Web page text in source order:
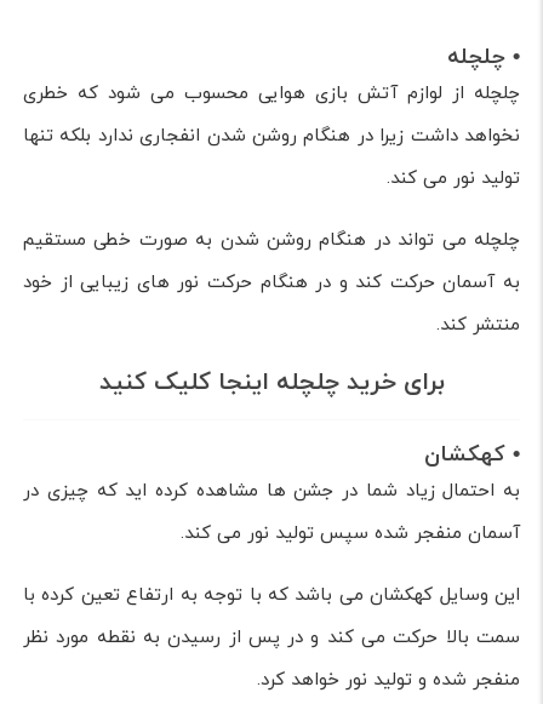
• چلچله
چلچله از لوازم آتش بازی هوایی محسوب می شود که خطری
نخواهد داشت زیرا در هنگام روشن شدن انفجاری ندارد بلکه تنها
تولید نور می کند.
چلچله می تواند در هنگام روشن شدن به صورت خطی مستقیم
به آسمان حرکت کند و در هنگام حرکت نور های زیبایی از خود
منتشر کند.
برای خرید چلچله اینجا کلیک کنید
• کهکشان
به احتمال زیاد شما در جشن ها مشاهده کرده اید که چیزی در
آسمان منفجر شده سپس تولید نور می کند.
این وسایل کهکشان می باشد که با توجه به ارتفاع تعین کرده با
سمت بالا حرکت می کند و در پس از رسیدن به نقطه مورد نظر
منفجر شده و تولید نور خواهد کرد.